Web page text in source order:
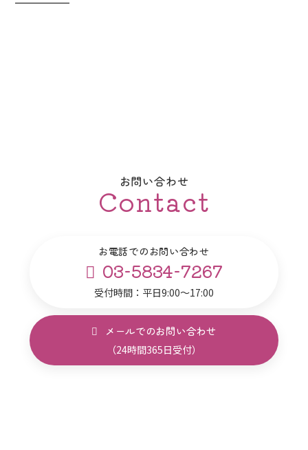
お問い合わせ
Contact
お電話でのお問い合わせ
03-5834-7267
受付時間：平日9:00～17:00
メールでのお問い合わせ
（24時間365日受付）